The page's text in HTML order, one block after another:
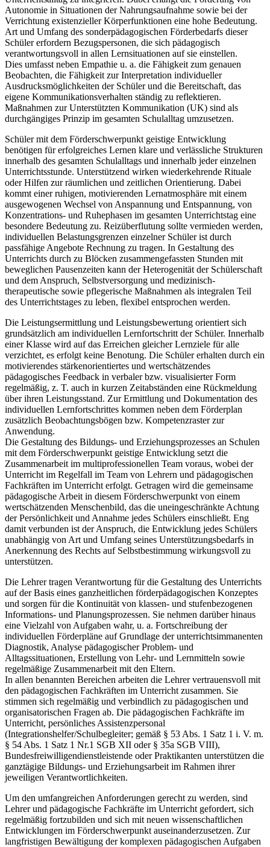
Autonomie in Situationen der Nahrungsaufnahme sowie bei der
Verrichtung existenzieller Körperfunktionen eine hohe Bedeutung.
Art und Umfang des sonderpädagogischen Förderbedarfs dieser
Schüler erfordern Bezugspersonen, die sich pädagogisch
verantwortungsvoll in allen Lernsituationen auf sie einstellen.
Dies umfasst neben Empathie u. a. die Fähigkeit zum genauen
Beobachten, die Fähigkeit zur Interpretation individueller
Ausdrucksmöglichkeiten der Schüler und die Bereitschaft, das
eigene Kommunikationsverhalten ständig zu reflektieren.
Maßnahmen zur Unterstützten Kommunikation (UK) sind als
durchgängiges Prinzip im gesamten Schulalltag umzusetzen.
Schüler mit dem Förderschwerpunkt geistige Entwicklung
benötigen für erfolgreiches Lernen klare und verlässliche Strukturen
innerhalb des gesamten Schulalltags und innerhalb jeder einzelnen
Unterrichtsstunde. Unterstützend wirken wiederkehrende Rituale
oder Hilfen zur räumlichen und zeitlichen Orientierung. Dabei
kommt einer ruhigen, motivierenden Lernatmosphäre mit einem
ausgewogenen Wechsel von Anspannung und Entspannung, von
Konzentrations- und Ruhephasen im gesamten Unterrichtstag eine
besondere Bedeutung zu. Reizüberflutung sollte vermieden werden,
individuellen Belastungsgrenzen einzelner Schüler ist durch
passfähige Angebote Rechnung zu tragen. In Gestaltung des
Unterrichts durch zu Blöcken zusammengefassten Stunden mit
beweglichen Pausenzeiten kann der Heterogenität der Schülerschaft
und dem Anspruch, Selbstversorgung und medizinisch-
therapeutische sowie pflegerische Maßnahmen als integralen Teil
des Unterrichtstages zu leben, flexibel entsprochen werden.
Die Leistungsermittlung und Leistungsbewertung orientiert sich
grundsätzlich am individuellen Lernfortschritt der Schüler. Innerhalb
einer Klasse wird auf das Erreichen gleicher Lernziele für alle
verzichtet, es erfolgt keine Benotung. Die Schüler erhalten durch ein
motivierendes stärkenorientiertes und wertschätzendes
pädagogisches Feedback in verbaler bzw. visualisierter Form
regelmäßig, z. T. auch in kurzen Zeitabständen eine Rückmeldung
über ihren Leistungsstand. Zur Ermittlung und Dokumentation des
individuellen Lernfortschrittes kommen neben dem Förderplan
zusätzlich Beobachtungsbögen bzw. Kompetenzraster zur
Anwendung.
Die Gestaltung des Bildungs- und Erziehungsprozesses an Schulen
mit dem Förderschwerpunkt geistige Entwicklung setzt die
Zusammenarbeit im multiprofessionellen Team voraus, wobei der
Unterricht im Regelfall im Team von Lehrern und pädagogischen
Fachkräften im Unterricht erfolgt. Getragen wird die gemeinsame
pädagogische Arbeit in diesem Förderschwerpunkt von einem
wertschätzenden Menschenbild, das die uneingeschränkte Achtung
der Persönlichkeit und Annahme jedes Schülers einschließt. Eng
damit verbunden ist der Anspruch, die Entwicklung jedes Schülers
unabhängig von Art und Umfang seines Unterstützungsbedarfs in
Anerkennung des Rechts auf Selbstbestimmung wirkungsvoll zu
unterstützen.
Die Lehrer tragen Verantwortung für die Gestaltung des Unterrichts
auf der Basis eines ganzheitlichen förderpädagogischen Konzeptes
und sorgen für die Kontinuität von klassen- und stufenbezogenen
Informations- und Planungsprozessen. Sie nehmen darüber hinaus
eine Vielzahl von Aufgaben wahr, u. a. Fortschreibung der
individuellen Förderpläne auf Grundlage der unterrichtsimmanenten
Diagnostik, Analyse pädagogischer Problem- und
Alltagssituationen, Erstellung von Lehr- und Lernmitteln sowie
regelmäßige Zusammenarbeit mit den Eltern.
In allen benannten Bereichen arbeiten die Lehrer vertrauensvoll mit
den pädagogischen Fachkräften im Unterricht zusammen. Sie
stimmen sich regelmäßig und verbindlich zu pädagogischen und
organisatorischen Fragen ab. Die pädagogischen Fachkräfte im
Unterricht, persönliches Assistenzpersonal
(Integrationshelfer/Schulbegleiter; gemäß § 53 Abs. 1 Satz 1 i. V. m.
§ 54 Abs. 1 Satz 1 Nr.1 SGB XII oder § 35a SGB VIII),
Bundesfreiwilligendienstleistende oder Praktikanten unterstützen die
ganztägige Bildungs- und Erziehungsarbeit im Rahmen ihrer
jeweiligen Verantwortlichkeiten.
Um den umfangreichen Anforderungen gerecht zu werden, sind
Lehrer und pädagogische Fachkräfte im Unterricht gefordert, sich
regelmäßig fortzubilden und sich mit neuen wissenschaftlichen
Entwicklungen im Förderschwerpunkt auseinanderzusetzen. Zur
langfristigen Bewältigung der komplexen pädagogischen Aufgaben